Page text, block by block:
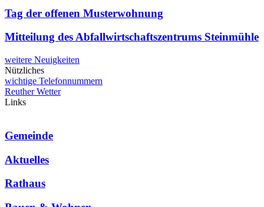
Tag der offenen Musterwohnung
Mitteilung des Abfallwirtschaftszentrums Steinmühle
weitere Neuigkeiten
Nützliches
wichtige Telefonnummern
Reuther Wetter
Links
Gemeinde
Aktuelles
Rathaus